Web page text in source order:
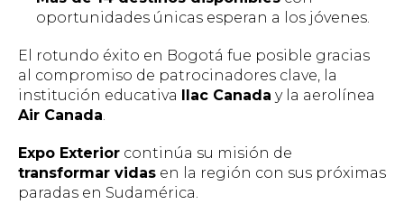
oportunidades únicas esperan a los jóvenes.
El rotundo éxito en Bogotá fue posible gracias
al compromiso de patrocinadores clave, la
institución educativa Ilac Canada y la aerolínea
Air Canada.
Expo Exterior continúa su misión de
transformar vidas en la región con sus próximas
paradas en Sudamérica.